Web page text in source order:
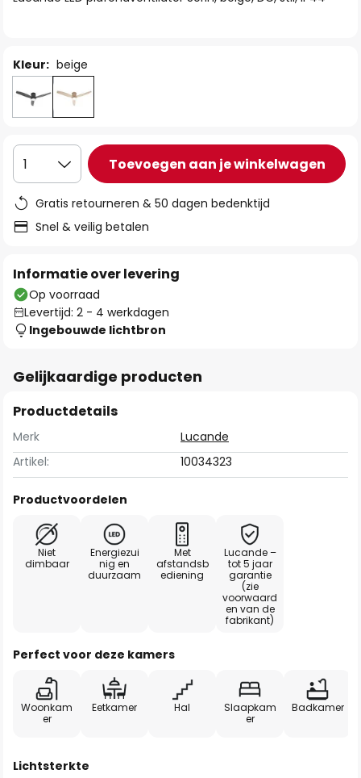
Kleur: beige
1 Toevoegen aan je winkelwagen
Gratis retourneren & 50 dagen bedenktijd
Snel & veilig betalen
Informatie over levering
Op voorraad
Levertijd: 2 - 4 werkdagen
Ingebouwde lichtbron
Gelijkaardige producten
Productdetails
Merk
Lucande
Artikel:
10034323
Productvoordelen
Niet
dimbaar
Energiezui
nig en
duurzaam
Met
afstandsb
ediening
Lucande –
tot 5 jaar
garantie
(zie
voorwaard
en van de
fabrikant)
Perfect voor deze kamers
Woonkam
er
Eetkamer Hal
Slaapkam
er
Badkamer
Lichtsterkte